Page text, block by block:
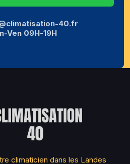
40.fr
Ven 09H-19H
climaticien dans les Landes